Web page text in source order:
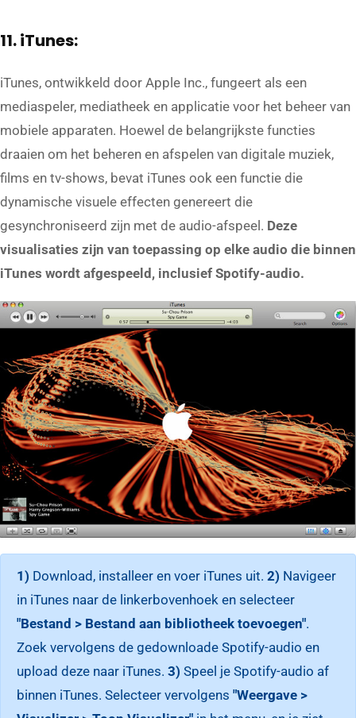
11. iTunes:
iTunes, ontwikkeld door Apple Inc., fungeert als een
mediaspeler, mediatheek en applicatie voor het beheer van
mobiele apparaten. Hoewel de belangrijkste functies
draaien om het beheren en afspelen van digitale muziek,
films en tv-shows, bevat iTunes ook een functie die
dynamische visuele effecten genereert die
gesynchroniseerd zijn met de audio-afspeel. Deze
visualisaties zijn van toepassing op elke audio die binnen
iTunes wordt afgespeeld, inclusief Spotify-audio.
1) Download, installeer en voer iTunes uit. 2) Navigeer
in iTunes naar de linkerbovenhoek en selecteer
"Bestand > Bestand aan bibliotheek toevoegen".
Zoek vervolgens de gedownloade Spotify-audio en
upload deze naar iTunes. 3) Speel je Spotify-audio af
binnen iTunes. Selecteer vervolgens "Weergave >